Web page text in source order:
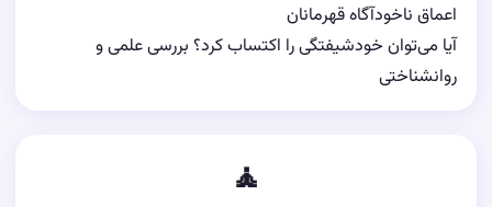
اعماق ناخودآگاه قهرمانان
آیا می‌توان خودشیفتگی را اکتساب کرد؟ بررسی علمی و
روانشناختی
🧘